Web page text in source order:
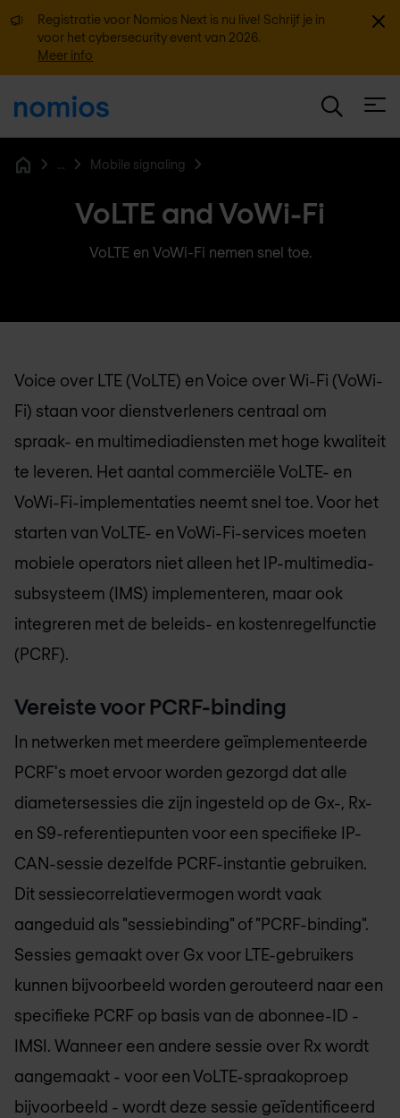
Registratie voor Nomios Next is nu live! Schrijf je in
voor het cybersecurity event van 2026.
Meer info
... Mobile signaling
VoLTE and VoWi-Fi
VoLTE en VoWi-Fi nemen snel toe.
Voice over LTE (VoLTE) en Voice over Wi-Fi (VoWi-
Fi) staan voor dienstverleners centraal om
spraak- en multimediadiensten met hoge kwaliteit
te leveren. Het aantal commerciële VoLTE- en
VoWi-Fi-implementaties neemt snel toe. Voor het
starten van VoLTE- en VoWi-Fi-services moeten
mobiele operators niet alleen het IP-multimedia-
subsysteem (IMS) implementeren, maar ook
integreren met de beleids- en kostenregelfunctie
(PCRF).
Vereiste voor PCRF-binding
In netwerken met meerdere geïmplementeerde
PCRF's moet ervoor worden gezorgd dat alle
diametersessies die zijn ingesteld op de Gx-, Rx-
en S9-referentiepunten voor een specifieke IP-
CAN-sessie dezelfde PCRF-instantie gebruiken.
Dit sessiecorrelatievermogen wordt vaak
aangeduid als "sessiebinding" of "PCRF-binding".
Sessies gemaakt over Gx voor LTE-gebruikers
kunnen bijvoorbeeld worden gerouteerd naar een
specifieke PCRF op basis van de abonnee-ID -
IMSI. Wanneer een andere sessie over Rx wordt
aangemaakt - voor een VoLTE-spraakoproep
bijvoorbeeld - wordt deze sessie geïdentificeerd